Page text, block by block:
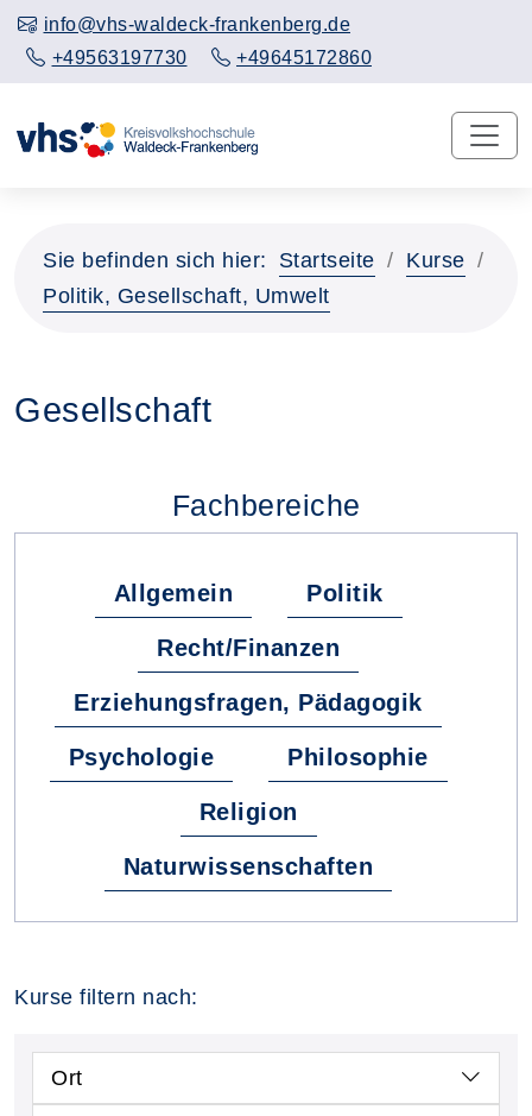
info@vhs-waldeck-frankenberg.de
+49563197730
+49645172860
Sie befinden sich hier: Startseite
Kurse
Politik, Gesellschaft, Umwelt
Gesellschaft
Fachbereiche
Allgemein Politik
Recht/Finanzen
Erziehungsfragen, Pädagogik
Psychologie Philosophie
Religion
Naturwissenschaften
Kurse filtern nach:
Ort